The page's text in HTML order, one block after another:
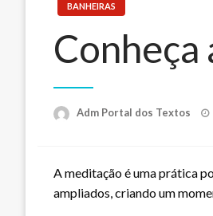
BANHEIRAS
Conheça
Adm Portal dos Textos
A meditação é uma prática
ampliados, criando um